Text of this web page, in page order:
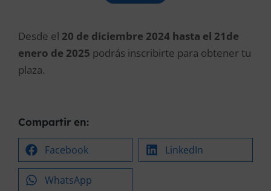
Desde el 20 de diciembre 2024 hasta el 21de
enero de 2025 podrás inscribirte para obtener tu
plaza.
Compartir en:
Facebook LinkedIn
WhatsApp